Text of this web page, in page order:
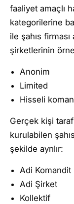
faaliyet amaçlı
kategorilerine
ile şahıs firması
şirketlerinin
Anonim
Limited
Hisseli
Gerçek kişi
kurulabilen
şekilde ayrılır:
Adi Komandit
Adi Şirket
Kollektif